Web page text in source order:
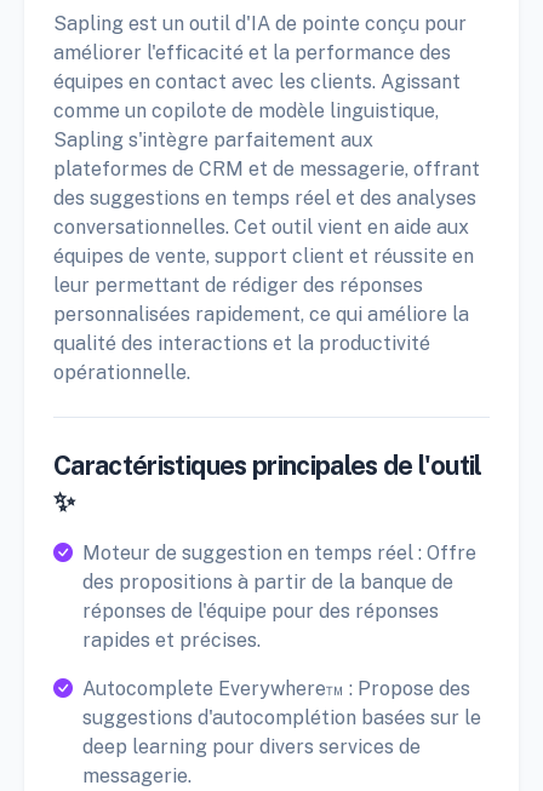
Sapling est un outil d'IA de pointe conçu pour
améliorer l'efficacité et la performance des
équipes en contact avec les clients. Agissant
comme un copilote de modèle linguistique,
Sapling s'intègre parfaitement aux
plateformes de CRM et de messagerie, offrant
des suggestions en temps réel et des analyses
conversationnelles. Cet outil vient en aide aux
équipes de vente, support client et réussite en
leur permettant de rédiger des réponses
personnalisées rapidement, ce qui améliore la
qualité des interactions et la productivité
opérationnelle.
Caractéristiques principales de l'outil
✨
Moteur de suggestion en temps réel : Offre
des propositions à partir de la banque de
réponses de l'équipe pour des réponses
rapides et précises.
Autocomplete Everywhere™ : Propose des
suggestions d'autocomplétion basées sur le
deep learning pour divers services de
messagerie.